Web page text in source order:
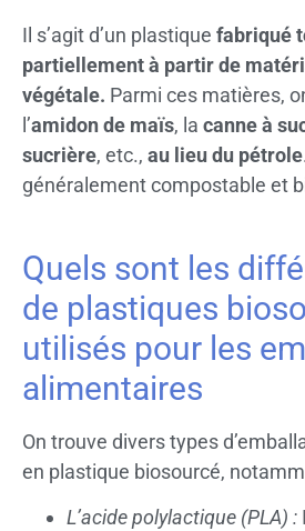
Il s’agit d’un plastique fabriqué
partiellement à partir de
végétale. Parmi ces matières,
l’amidon de maïs, la canne à
sucrière, etc., au lieu du pétrole
généralement compostable et
Quels sont les
de plastiques
utilisés pour les
alimentaires
On trouve divers types
en plastique biosourcé,
L’acide polylactique (PLA) :